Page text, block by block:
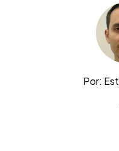
Por: